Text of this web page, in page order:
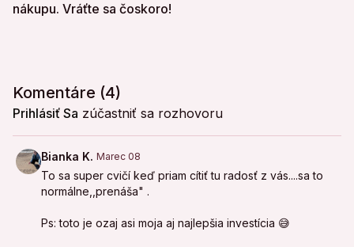
nákupu. Vráťte sa čoskoro!
Komentáre (4)
Prihlásiť Sa zúčastniť sa rozhovoru
Bianka K. Marec 08
To sa super cvičí keď priam cítiť tu radosť z vás....sa to
normálne,,prenáša" .
Ps: toto je ozaj asi moja aj najlepšia investícia 😅